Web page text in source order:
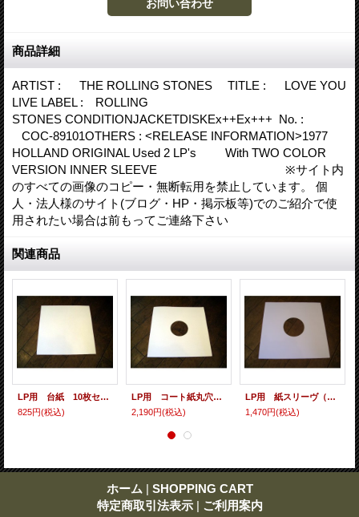
商品詳細
ARTIST : THE ROLLING STONES TITLE : LOVE YOU
LIVE LABEL : ROLLING
STONES CONDITIONJACKETDISKEx++Ex+++ No. :
COC-89101OTHERS : <RELEASE INFORMATION>1977
HOLLAND ORIGINAL Used 2 LP's With TWO COLOR
VERSION INNER SLEEVE ※サイト内
のすべての画像のコピー・無断転用を禁止しています。 個
人・法人様のサイト(ブログ・HP・掲示板等)でのご紹介で使
用されたい場合は前もってご連絡下さい
関連商品
LP用 台紙 10枚セット
825円(税込)
LP用 コート紙丸穴ジャケ 10枚セット
2,190円(税込)
LP用 紙スリーヴ（レギュラー 四角の角） 10枚セット
1,470円(税込)
ホーム | SHOPPING CART
特定商取引法表示 | ご利用案内